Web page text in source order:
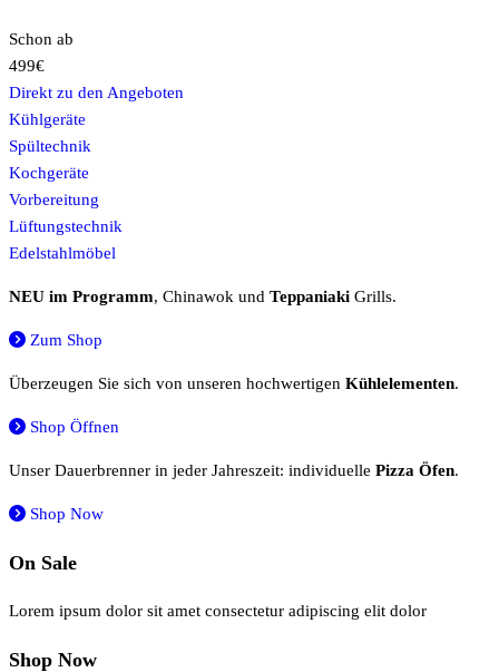
Schon ab
499€
Direkt zu den Angeboten
Kühlgeräte
Spültechnik
Kochgeräte
Vorbereitung
Lüftungstechnik
Edelstahlmöbel
NEU im Programm, Chinawok und Teppaniaki Grills.
Zum Shop
Überzeugen Sie sich von unseren hochwertigen Kühlelementen.
Shop Öffnen
Unser Dauerbrenner in jeder Jahreszeit: individuelle Pizza Öfen.
Shop Now
On Sale
Lorem ipsum dolor sit amet consectetur adipiscing elit dolor
Shop Now